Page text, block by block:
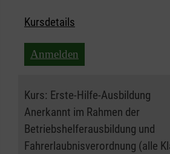
Kursdetails
Anmelden
Kurs: Erste-Hilfe-Ausbildung
Anerkannt im Rahmen der
Betriebshelferausbildung und
Fahrerlaubnisverordnung (alle